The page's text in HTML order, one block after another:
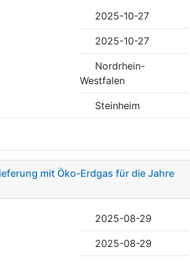
2025-10-27
2025-10-27
Nordrhein-
Westfalen
Steinheim
mit Öko-Erdgas für die Jahre
2025-08-29
2025-08-29